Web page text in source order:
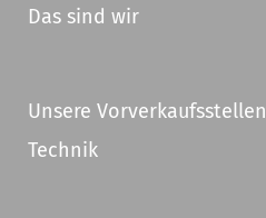
Das sind wir
Unsere Vorverkaufsstellen
Technik